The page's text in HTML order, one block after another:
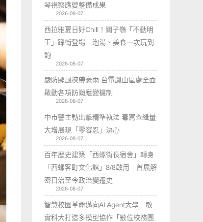
琴視察應變整備成果
2026-08-07
西拉雅夏日好Chill！關子嶺「不動明
王」踩街登場 泡湯、美食一次玩到
飽
2026-08-07
嚴防颱風挾帶豪雨 台電鳳山區處全面
啟動各項防颱應變機制
2026-08-07
中市警主動出擊精準執法 毒駕查緝量
大增展現「零容忍」決心
2026-08-07
百年歷史建築「西螺街長宿舍」轉身
「西螺客町文化館」8/8啟用 首展解
密日治至今政治變遷史
2026-08-07
智慧校園革命邁向AI Agent大學 敏
實科大打造多模型協作「數位校務團